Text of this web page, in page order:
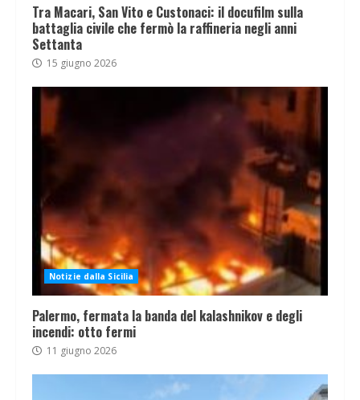
Tra Macari, San Vito e Custonaci: il docufilm sulla
battaglia civile che fermò la raffineria negli anni
Settanta
15 giugno 2026
Notizie dalla Sicilia
Palermo, fermata la banda del kalashnikov e degli
incendi: otto fermi
11 giugno 2026